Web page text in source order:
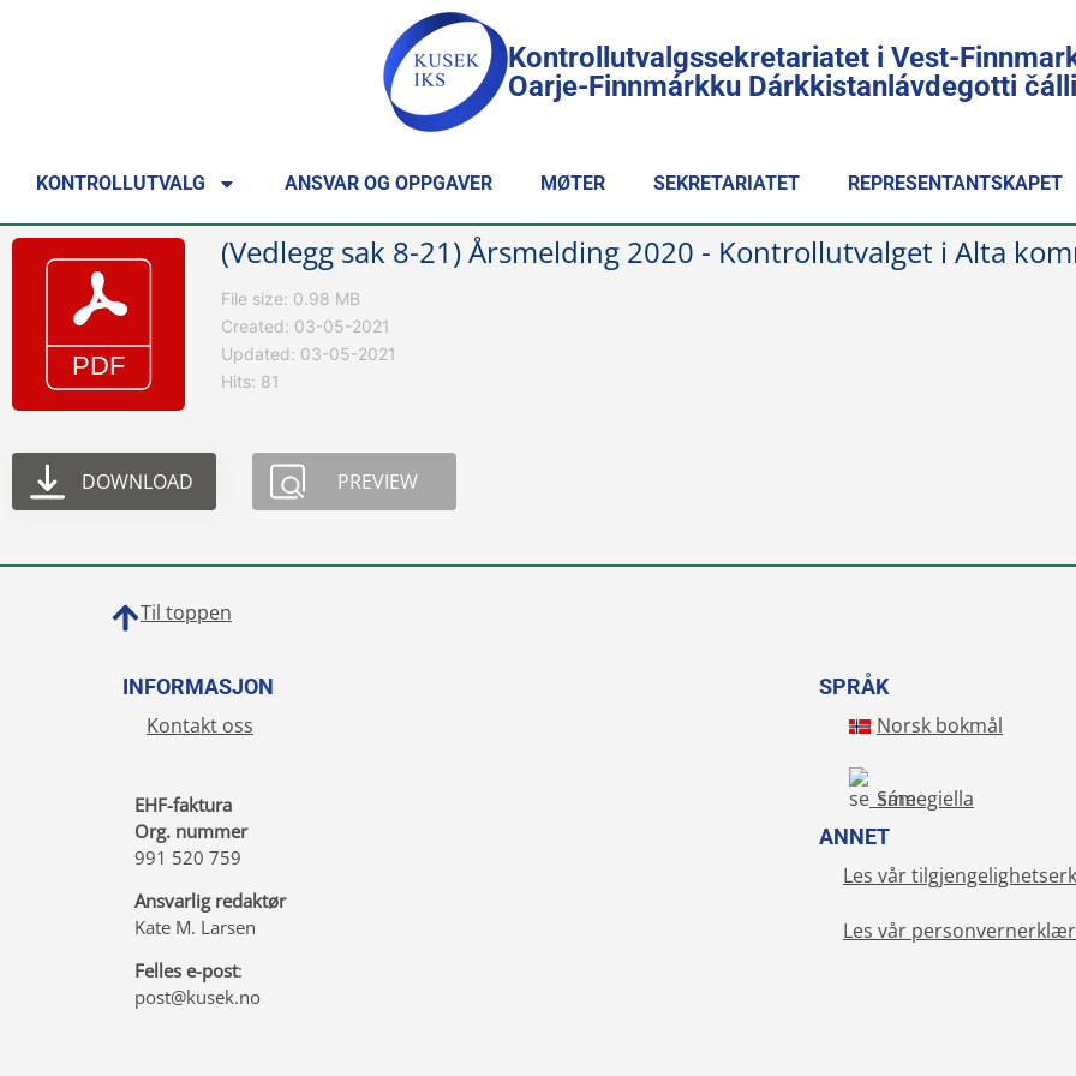
Kontrollutvalgssekretariatet i Vest-
Oarje-Finnmárkku Dárkkistanlávdegotti
KONTROLLUTVALG ANSVAR OG OPPGAVER MØTER SEKRETARIATET REPRESENTANTSKAPET
(Vedlegg sak 8-21) Årsmelding 2020 - Kontrollutvalget i Alta
File size: 0.98 MB
Created: 03-05-2021
Updated: 03-05-2021
Hits: 81
DOWNLOAD PREVIEW
Til toppen
INFORMASJON
Kontakt oss
EHF-faktura
Org. nummer
991 520 759
Ansvarlig redaktør
Kate M. Larsen
Felles e-post:
post@kusek.no
SPRÅK
Norsk bokmål
Sámegiella
ANNET
Les vår
Les vår